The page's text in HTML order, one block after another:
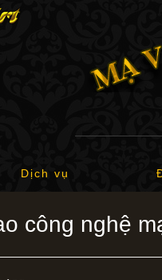
Dịch vụ
công nghệ